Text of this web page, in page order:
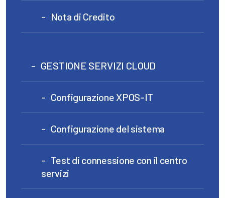
Nota di Credito
GESTIONE SERVIZI CLOUD
Configurazione XPOS-IT
Configurazione del sistema
Test di connessione con il centro
servizi